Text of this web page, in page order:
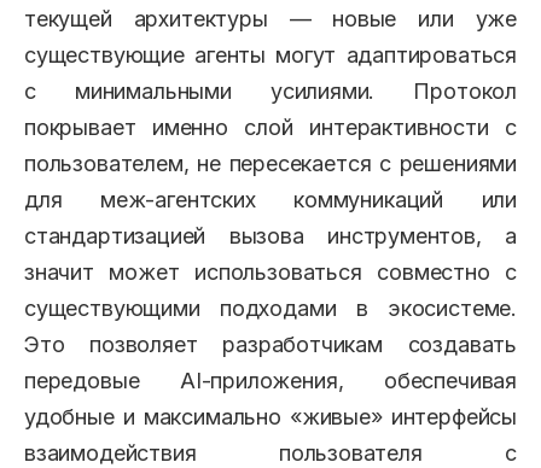
текущей архитектуры — новые или уже
существующие агенты могут адаптироваться
с минимальными усилиями. Протокол
покрывает именно слой интерактивности с
пользователем, не пересекается с решениями
для меж-агентских коммуникаций или
стандартизацией вызова инструментов, а
значит может использоваться совместно с
существующими подходами в экосистеме.
Это позволяет разработчикам создавать
передовые AI-приложения, обеспечивая
удобные и максимально «живые» интерфейсы
взаимодействия пользователя с